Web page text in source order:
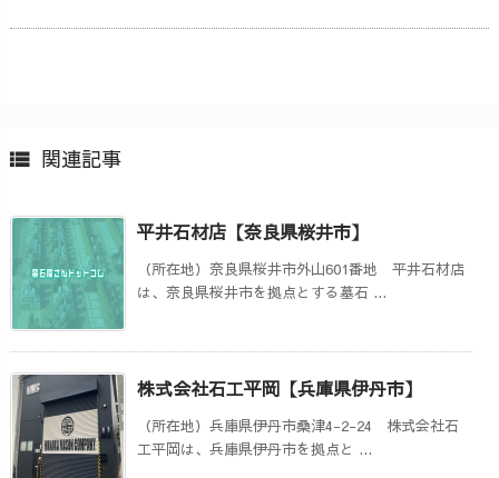
 関連記事
平井石材店【奈良県桜井市】
（所在地）奈良県桜井市外山601番地 平井石材店
は、奈良県桜井市を拠点とする墓石 ...
株式会社石工平岡【兵庫県伊丹市】
（所在地）兵庫県伊丹市桑津4-2-24 株式会社石
工平岡は、兵庫県伊丹市を拠点と ...